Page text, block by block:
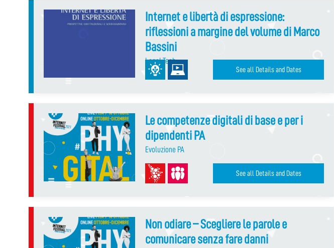
Internet e libertà di espressione:
riflessioni a margine del volume di Marco
Bassini
Legal Tech
See all Details and Dates
Le competenze digitali di base e per i
dipendenti PA
Evoluzione PA
See all Details and Dates
Non odiare – Scegliere le parole e
comunicare senza fare danni